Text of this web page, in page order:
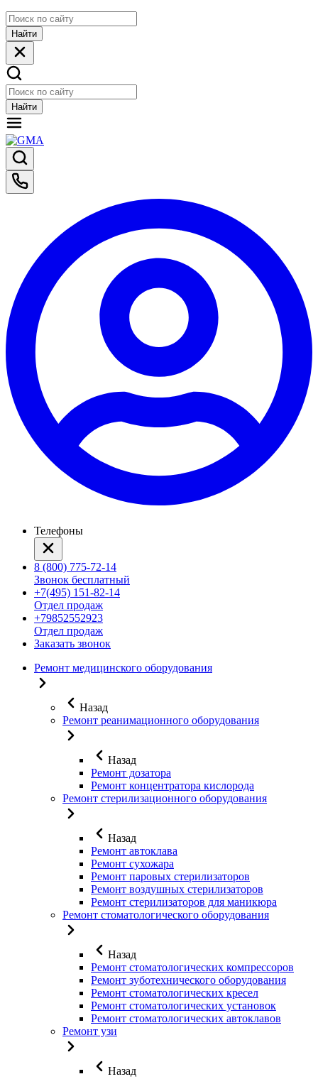
Найти
Найти
Телефоны
8 (800) 775-72-14
Звонок бесплатный
+7(495) 151-82-14
Отдел продаж
+79852552923
Отдел продаж
Заказать звонок
Ремонт медицинского оборудования
Назад
Ремонт реанимационного оборудования
Назад
Ремонт дозатора
Ремонт концентратора кислорода
Ремонт стерилизационного оборудования
Назад
Ремонт автоклава
Ремонт сухожара
Ремонт паровых стерилизаторов
Ремонт воздушных стерилизаторов
Ремонт стерилизаторов для маникюра
Ремонт стоматологического оборудования
Назад
Ремонт стоматологических компрессоров
Ремонт зуботехнического оборудования
Ремонт стоматологических кресел
Ремонт стоматологических установок
Ремонт стоматологических автоклавов
Ремонт узи
Назад